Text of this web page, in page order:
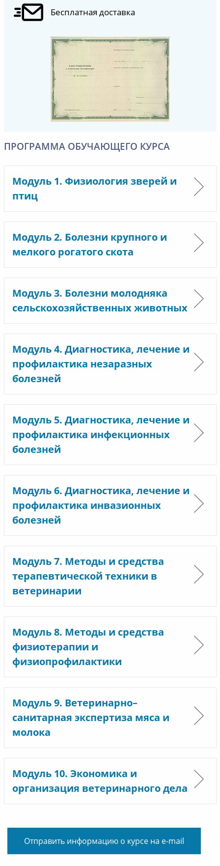
Бесплатная доставка
ПРОГРАММА ОБУЧАЮЩЕГО КУРСА
Модуль 1. Физиология зверей и
птиц
Модуль 2. Болезни крупного и
мелкого рогатого скота
Модуль 3. Болезни молодняка
сельскохозяйственных животных
Модуль 4. Диагностика, лечение и
профилактика незаразных
болезней
Модуль 5. Диагностика, лечение и
профилактика инфекционных
болезней
Модуль 6. Диагностика, лечение и
профилактика инвазионных
болезней
Модуль 7. Методы и средства
терапевтической техники в
ветеринарии
Модуль 8. Методы и средства
физиотерапии и
физиопрофилактики
Модуль 9. Ветеринарно–
санитарная экспертиза мяса и
молока
Модуль 10. Экономика и
организация ветеринарного дела
Отправить информацию о курсе на e-mail